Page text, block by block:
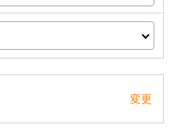
変更